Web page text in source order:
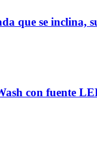
que se inclina,
con fuente